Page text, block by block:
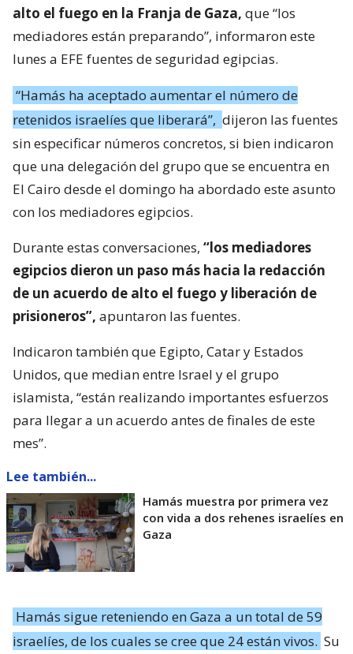
alto el fuego en la Franja de Gaza, que “los
mediadores están preparando”, informaron este
lunes a EFE fuentes de seguridad egipcias.
“Hamás ha aceptado aumentar el número de
retenidos israelíes que liberará”, dijeron las fuentes
sin especificar números concretos, si bien indicaron
que una delegación del grupo que se encuentra en
El Cairo desde el domingo ha abordado este asunto
con los mediadores egipcios.
Durante estas conversaciones, “los mediadores
egipcios dieron un paso más hacia la redacción
de un acuerdo de alto el fuego y liberación de
prisioneros”, apuntaron las fuentes.
Indicaron también que Egipto, Catar y Estados
Unidos, que median entre Israel y el grupo
islamista, “están realizando importantes esfuerzos
para llegar a un acuerdo antes de finales de este
mes”.
Lee también...
Hamás muestra por primera vez
con vida a dos rehenes israelíes en
Gaza
Hamás sigue reteniendo en Gaza a un total de 59
israelíes, de los cuales se cree que 24 están vivos. Su